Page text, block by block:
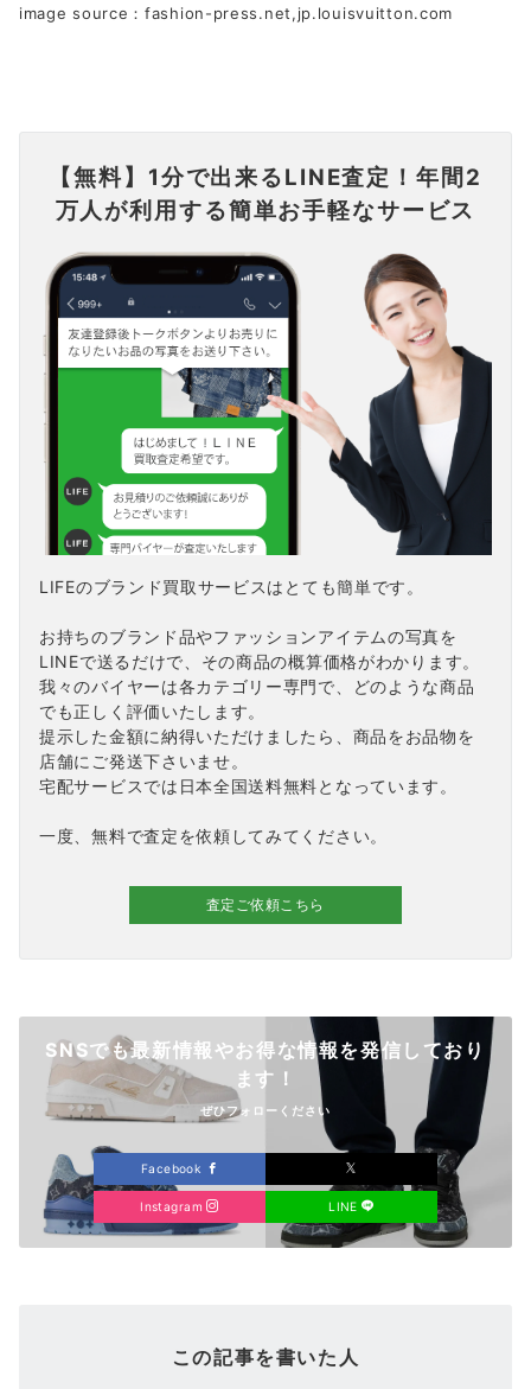
image source：fashion-press.net,jp.louisvuitton.com
【無料】1分で出来るLINE査定！年間2
万人が利用する簡単お手軽なサービス
LIFEのブランド買取サービスはとても簡単です。
お持ちのブランド品やファッションアイテムの写真を
LINEで送るだけで、その商品の概算価格がわかります。
我々のバイヤーは各カテゴリー専門で、どのような商品
でも正しく評価いたします。
提示した金額に納得いただけましたら、商品をお品物を
店舗にご発送下さいませ。
宅配サービスでは日本全国送料無料となっています。
一度、無料で査定を依頼してみてください。
査定ご依頼こちら
SNSでも最新情報やお得な情報を発信しており
ます！
ぜひフォローください
Facebook
Instagram LINE
この記事を書いた人